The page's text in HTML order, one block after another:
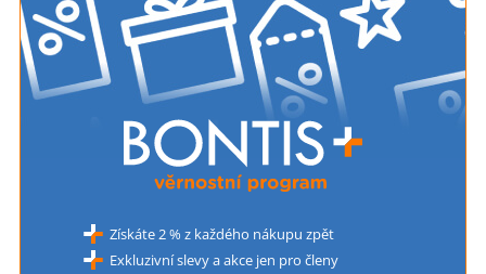
Získáte 2 % z každého nákupu zpět
Exkluzivní slevy a akce jen pro členy